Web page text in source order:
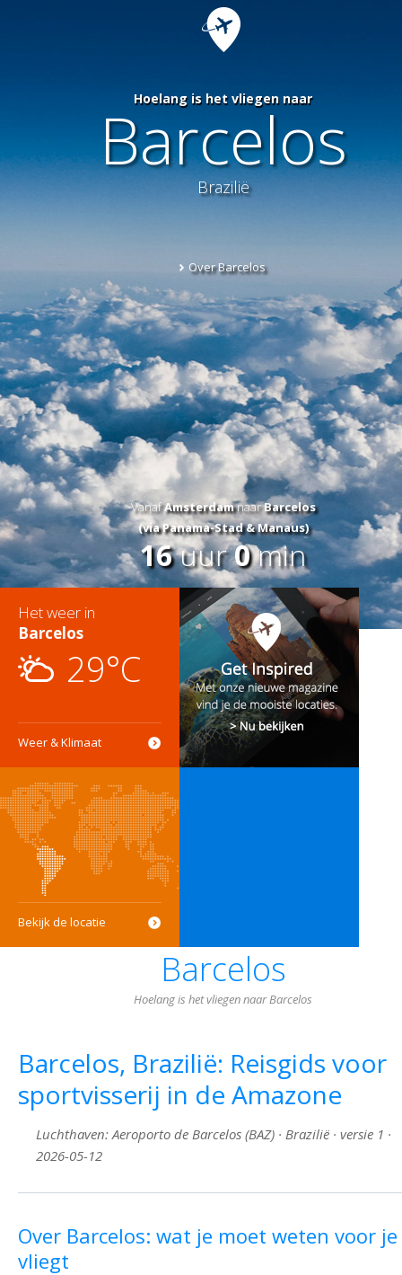
Hoelang is het vliegen naar
Barcelos
Brazilië
Over Barcelos
VanafAmsterdamnaarBarcelos
(via Panama-Stad & Manaus)
16uur0min
Het weer in
Barcelos
29°C
Weer & Klimaat
Bekijk de locatie
Barcelos
Hoelang is het vliegen naar Barcelos
Barcelos, Brazilië: Reisgids voor
sportvisserij in de Amazone
Luchthaven: Aeroporto de Barcelos (BAZ) · Brazilië · versie 1 ·
2026-05-12
Over Barcelos: wat je moet weten voor je
vliegt